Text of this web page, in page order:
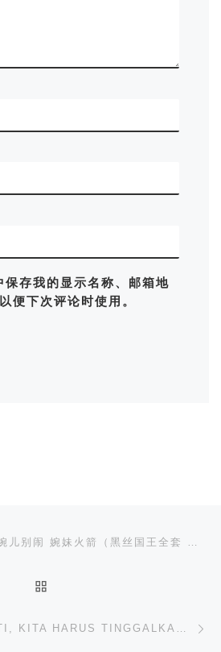
保存我的显示名称、邮箱地
便下次评论时使用。
【中文ASMR】斗鱼婉儿别闹 婉妹火箭（黑丝国王全套 完整版看介绍